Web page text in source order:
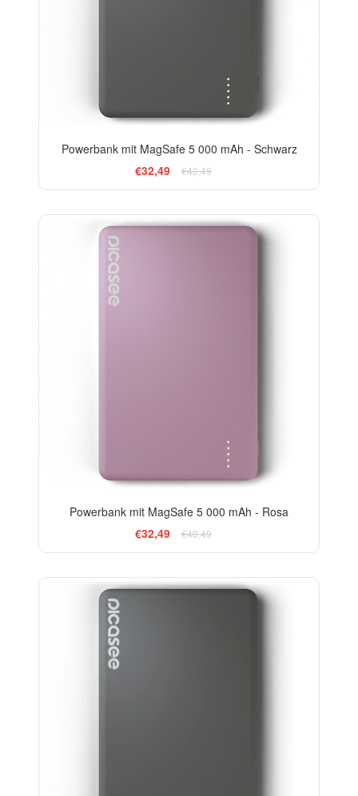
Powerbank mit MagSafe 5 000 mAh - Schwarz
€32,49
€40,49
Powerbank mit MagSafe 5 000 mAh - Rosa
€32,49
€40,49